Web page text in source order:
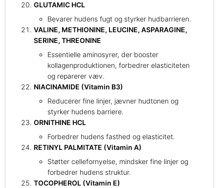
GLUTAMIC HCL
Bevarer hudens fugt og styrker hudbarrieren.
VALINE, METHIONINE, LEUCINE, ASPARAGINE,
SERINE, THREONINE
Essentielle aminosyrer, der booster
kollagenproduktionen, forbedrer elasticiteten
og reparerer væv.
NIACINAMIDE (Vitamin B3)
Reducerer fine linjer, jævner hudtonen og
styrker hudens barriere.
ORNITHINE HCL
Forbedrer hudens fasthed og elasticitet.
RETINYL PALMITATE (Vitamin A)
Støtter cellefornyelse, mindsker fine linjer og
forbedrer hudens struktur.
TOCOPHEROL (Vitamin E)